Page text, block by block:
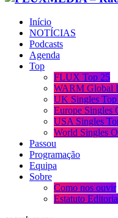
Início
NOTÍCIAS
Podcasts
Agenda
Top
FLUX Top 25
WARM Global
UK Singles
Europe Singles
USA Singles
World Singles
Passou
Programação
Equipa
Sobre
Como nos ouvir
Estatuto